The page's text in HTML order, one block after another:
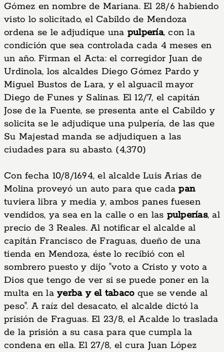
Gómez en nombre de Mariana. El 28/6 habiendo
visto lo solicitado, el Cabildo de Mendoza
ordena se le adjudique una pulpería, con la
condición que sea controlada cada 4 meses en
un año. Firman el Acta: el corregidor Juan de
Urdinola, los alcaldes Diego Gómez Pardo y
Miguel Bustos de Lara, y el alguacil mayor
Diego de Funes y Salinas. El 12/7, el capitán
Jose de la Fuente, se presenta ante el Cabildo y
solicita se le adjudique una pulpería, de las que
Su Majestad manda se adjudiquen a las
ciudades para su abasto. (4,370)
Con fecha 10/8/1694, el alcalde Luis Arias de
Molina proveyó un auto para que cadapan
tuviera libra y media y, ambos panes fuesen
vendidos, ya sea en la calle o en las pulperías, al
precio de 3 Reales. Al notificar el alcalde al
capitán Francisco de Fraguas, dueño de una
tienda en Mendoza, éste lo recibió con el
sombrero puesto y dijo "voto a Cristo y voto a
Dios que tengo de ver si se puede poner en la
multa en la yerba y el tabacoque se vende al
peso". A raíz del desacato, el alcalde dictó la
prisión de Fraguas. El 23/8, el Acalde lo traslada
de la prisión a su casa para que cumpla la
condena en ella. El 27/8, el cura Juan López